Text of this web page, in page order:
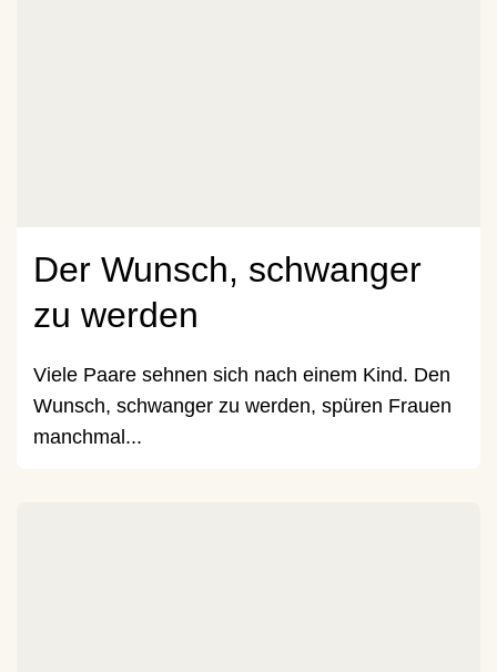
Der Wunsch, schwanger
zu werden
Viele Paare sehnen sich nach einem Kind. Den
Wunsch, schwanger zu werden, spüren Frauen
manchmal...